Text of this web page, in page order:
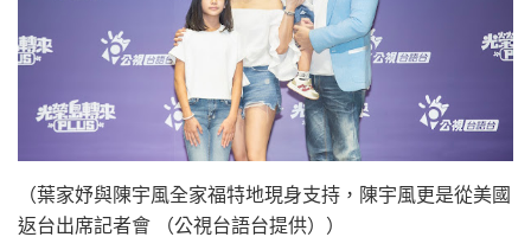
（葉家妤與陳宇風全家福特地現身支持，陳宇風更是從美國
返台出席記者會 （公視台語台提供））